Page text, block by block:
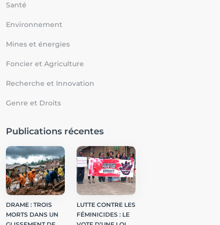
Santé
Environnement
Mines et énergies
Foncier et Agriculture
Recherche et Innovation
Genre et Droits
Publications récentes
DRAME : TROIS
MORTS DANS UN
LUTTE CONTRE LES
FÉMINICIDES : LE